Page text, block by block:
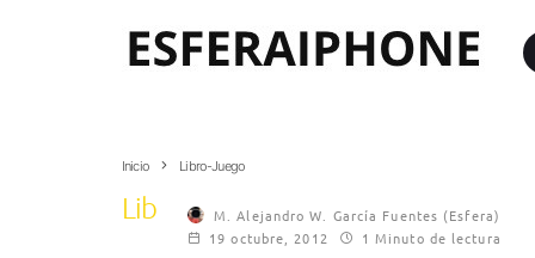
Inicio Libro-Juego
Libro-JuegoM. Alejandro W. García Fuentes (Esfera)
19 octubre, 2012
1 Minuto de lectura